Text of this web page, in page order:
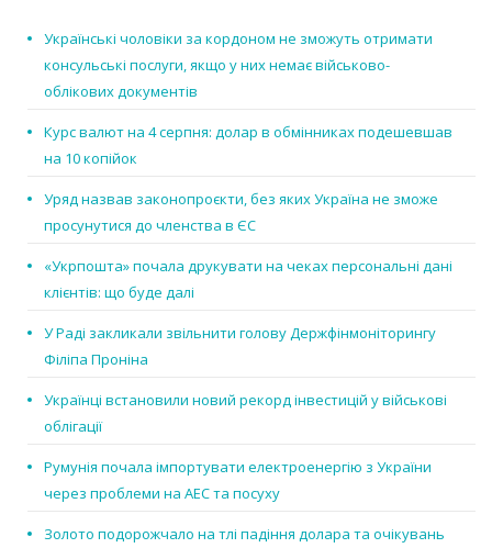
Українські чоловіки за кордоном не зможуть отримати
консульські послуги, якщо у них немає військово-
облікових документів
Курс валют на 4 серпня: долар в обмінниках подешевшав
на 10 копійок
Уряд назвав законопроєкти, без яких Україна не зможе
просунутися до членства в ЄС
«Укрпошта» почала друкувати на чеках персональні дані
клієнтів: що буде далі
У Раді закликали звільнити голову Держфінмоніторингу
Філіпа Проніна
Українці встановили новий рекорд інвестицій у військові
облігації
Румунія почала імпортувати електроенергію з України
через проблеми на АЕС та посуху
Золото подорожчало на тлі падіння долара та очікувань